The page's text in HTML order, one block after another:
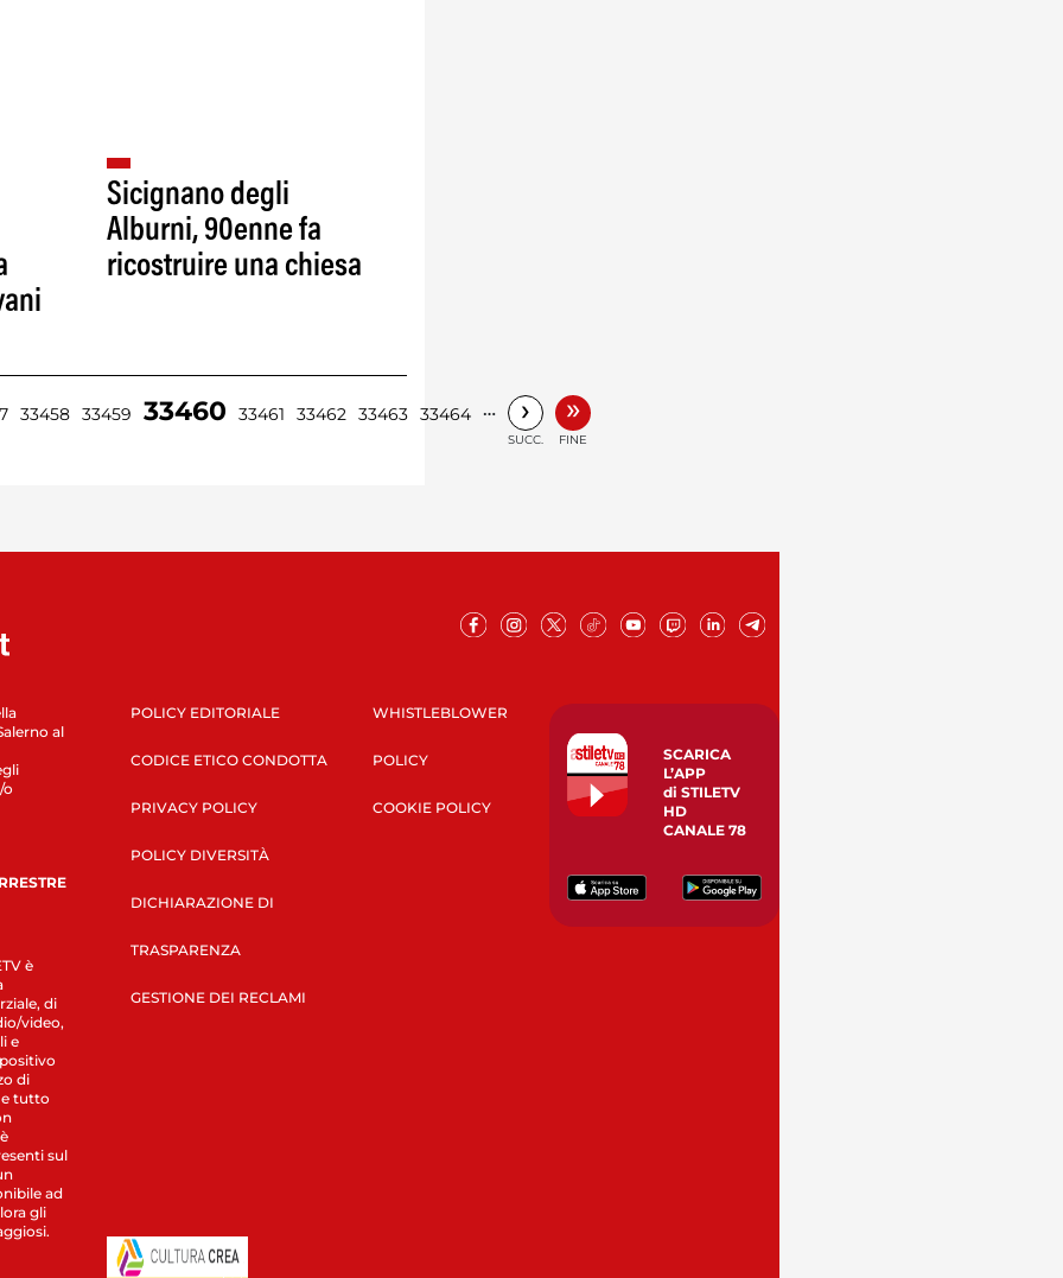
Sicignano degli
Alburni, 90enne fa
ricostruire una chiesa
33458 33459 33460 33461 33462 33463 33464 … ›
SUCC.
»
FINE
al
o
è
di
video,
e
di
tutto
sul
ad
gli
POLICY EDITORIALE
CODICE ETICO CONDOTTA
PRIVACY POLICY
POLICY DIVERSITÀ
DICHIARAZIONE DI
TRASPARENZA
GESTIONE DEI RECLAMI
WHISTLEBLOWER
POLICY
COOKIE POLICY
SCARICA
L’APP
di STILETV
HD
CANALE 78